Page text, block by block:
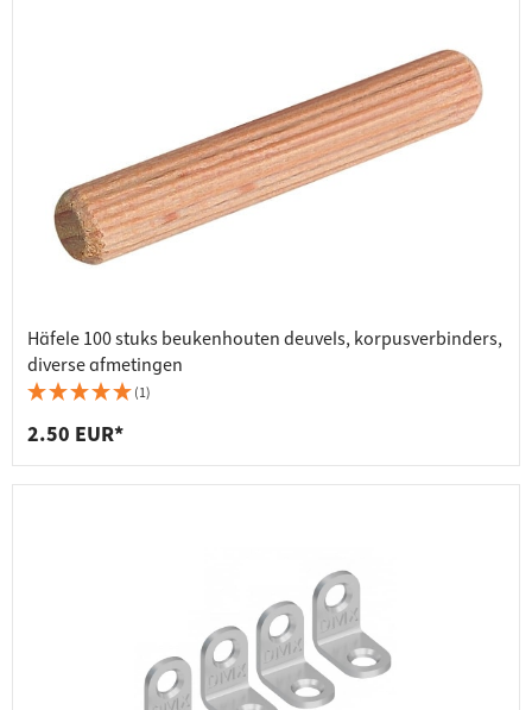
Häfele 100 stuks beukenhouten deuvels, korpusverbinders,
diverse afmetingen
(1)
2.50 EUR*